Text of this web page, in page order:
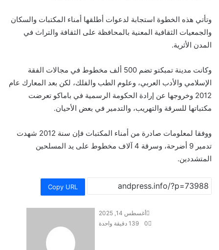
وتأتي هذه الخطوة استجابة لدعوات أطلقها أمناء المكتبات والسكان
والجمعيات الثقافية المعنية بالمحافظة على الثقافة والتراث في
المدن الأثرية.
وكانت مدينة تمبكتو تضم 500 ألف مخطوط في مجالات الفقة
الإسلامي والأدب العربي، وعلوم الطب والفلك، لكن بعد المعارك عام
2012 وخروجها عن إرادة الحكومة الرسمية في باماكو تعرضت
مكتباتها للسرقة والتهريب، والتدمير في بعض الأحيان.
ووفقا لمعلومات صادرة من أمناء المكتبات فإن سنة 2012 شهدت
تدمير 9 أضرحة، وسرقة 4 آلاف مخطوط على يد المسلحين
المتشددين.
Copy URL
أغسطس 14, 2025
0
دقيقة واحدة